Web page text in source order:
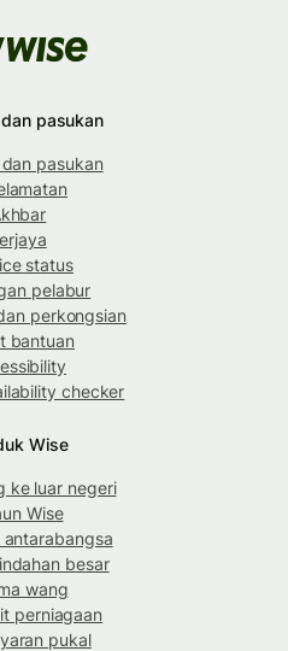
pasukan
pasukan
status
pelabur
perkongsian
bantuan
checker
Wise
ke luar negeri
Wise
besar
wang
perniagaan
pukal